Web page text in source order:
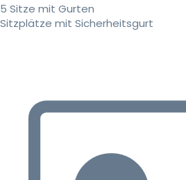
5 Sitze mit Gurten
Sitzplätze mit Sicherheitsgurt